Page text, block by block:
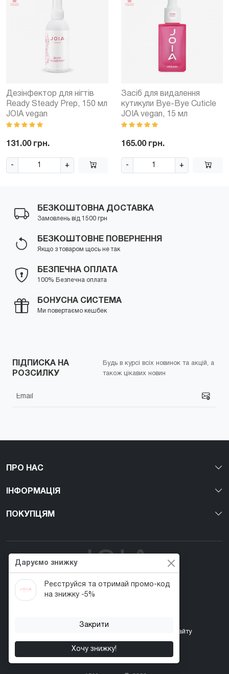
Дезінфектор для нігтів
Ready Steady Prep, 150 мл
JOIA vegan
131.00 грн.
- +
Засіб для видалення
кутикули Bye-Bye Cuticle
JOIA vegan, 15 мл
165.00 грн.
- +
БЕЗКОШТОВНА ДОСТАВКА
Замовлень від 1500 грн
БЕЗКОШТОВНЕ ПОВЕРНЕННЯ
Якщо з товаром щось не так
БЕЗПЕЧНА ОПЛАТА
100% Безпечна оплата
БОНУСНА СИСТЕМА
Ми повертаємо кешбек
ПІДПИСКА НА
РОЗСИЛКУ
Будь в курсі всіх новинок та акцій, а
також цікавих новин
ПРО НАС
ІНФОРМАЦІЯ
ПОКУПЦЯМ
Перший веган nail-бренд в Україні!
Карта сайту
Даруємо знижку
Реєструйся та отримай промо-код
на знижку -5%
Закрити
Хочу знижку!